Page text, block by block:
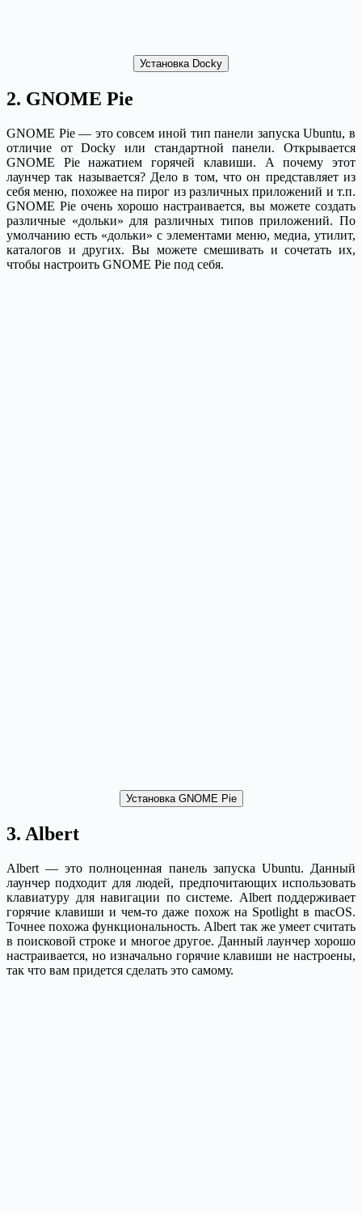
Установка Docky
2. GNOME Pie
GNOME Pie — это совсем иной тип панели запуска Ubuntu, в
отличие от Docky или стандартной панели. Открывается
GNOME Pie нажатием горячей клавиши. А почему этот
лаунчер так называется? Дело в том, что он представляет из
себя меню, похожее на пирог из различных приложений и т.п.
GNOME Pie очень хорошо настраивается, вы можете создать
различные «дольки» для различных типов приложений. По
умолчанию есть «дольки» с элементами меню, медиа, утилит,
каталогов и других. Вы можете смешивать и сочетать их,
чтобы настроить GNOME Pie под себя.
Установка GNOME Pie
3. Albert
Albert — это полноценная панель запуска Ubuntu. Данный
лаунчер подходит для людей, предпочитающих использовать
клавиатуру для навигации по системе. Albert поддерживает
горячие клавиши и чем-то даже похож на Spotlight в macOS.
Точнее похожа функциональность. Albert так же умеет считать
в поисковой строке и многое другое. Данный лаунчер хорошо
настраивается, но изначально горячие клавиши не настроены,
так что вам придется сделать это самому.